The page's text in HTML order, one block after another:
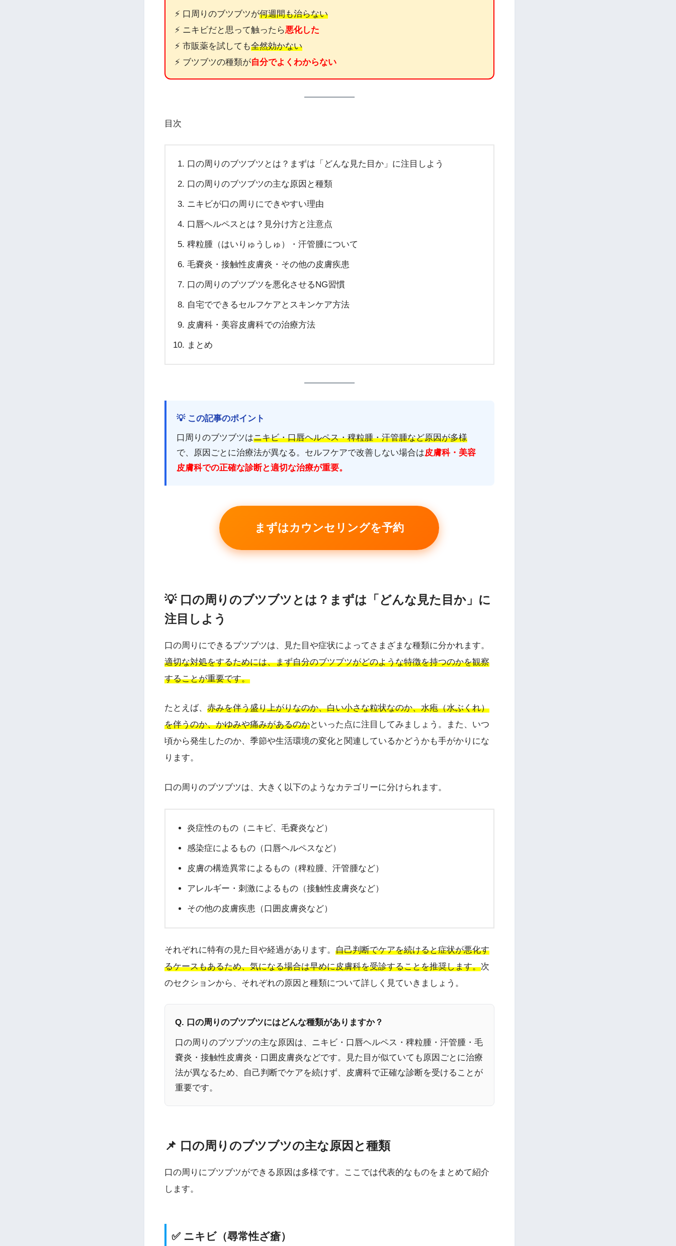
⚡ 口周りのブツブツが何週間も治らない
⚡ ニキビだと思って触ったら悪化した
⚡ 市販薬を試しても全然効かない
⚡ ブツブツの種類が自分でよくわからない
目次
口の周りのブツブツとは？まずは「どんな見た目か」に注目しよう
口の周りのブツブツの主な原因と種類
ニキビが口の周りにできやすい理由
口唇ヘルペスとは？見分け方と注意点
稗粒腫（はいりゅうしゅ）・汗管腫について
毛嚢炎・接触性皮膚炎・その他の皮膚疾患
口の周りのブツブツを悪化させるNG習慣
自宅でできるセルフケアとスキンケア方法
皮膚科・美容皮膚科での治療方法
まとめ
💡 この記事のポイント
口周りのブツブツはニキビ・口唇ヘルペス・稗粒腫・汗管腫など原因が多様
で、原因ごとに治療法が異なる。セルフケアで改善しない場合は皮膚科・美容
皮膚科での正確な診断と適切な治療が重要。
まずはカウンセリングを予約
💡 口の周りのブツブツとは？まずは「どんな見た目か」に
注目しよう
口の周りにできるブツブツは、見た目や症状によってさまざまな種類に分かれます。
適切な対処をするためには、まず自分のブツブツがどのような特徴を持つのかを観察
することが重要です。
たとえば、 赤みを伴う盛り上がりなのか、白い小さな粒状なのか、水疱（水ぶくれ）
を伴うのか、かゆみや痛みがあるのかといった点に注目してみましょう。また、いつ
頃から発生したのか、季節や生活環境の変化と関連しているかどうかも手がかりにな
ります。
口の周りのブツブツは、大きく以下のようなカテゴリーに分けられます。
炎症性のもの（ニキビ、毛嚢炎など）
感染症によるもの（口唇ヘルペスなど）
皮膚の構造異常によるもの（稗粒腫、汗管腫など）
アレルギー・刺激によるもの（接触性皮膚炎など）
その他の皮膚疾患（口囲皮膚炎など）
それぞれに特有の見た目や経過があります。 自己判断でケアを続けると症状が悪化す
るケースもあるため、気になる場合は早めに皮膚科を受診することを推奨します。次
のセクションから、それぞれの原因と種類について詳しく見ていきましょう。
Q. 口の周りのブツブツにはどんな種類がありますか？
口の周りのブツブツの主な原因は、ニキビ・口唇ヘルペス・稗粒腫・汗管腫・毛
嚢炎・接触性皮膚炎・口囲皮膚炎などです。見た目が似ていても原因ごとに治療
法が異なるため、自己判断でケアを続けず、皮膚科で正確な診断を受けることが
重要です。
📌 口の周りのブツブツの主な原因と種類
口の周りにブツブツができる原因は多様です。ここでは代表的なものをまとめて紹介
します。
✅ ニキビ（尋常性ざ瘡）